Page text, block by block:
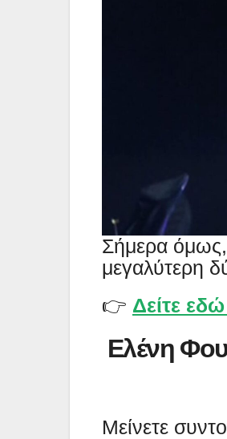
Σήμερα όμως,
μεγαλύτερη
👉 Δείτε
Ελένη
Μείνετε